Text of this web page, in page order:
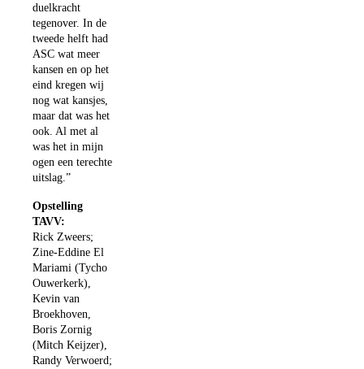
duelkracht
tegenover. In de
tweede helft had
ASC wat meer
kansen en op het
eind kregen wij
nog wat kansjes,
maar dat was het
ook. Al met al
was het in mijn
ogen een terechte
uitslag.”
Opstelling
TAVV:
Rick Zweers;
Zine-Eddine El
Mariami (Tycho
Ouwerkerk),
Kevin van
Broekhoven,
Boris Zornig
(Mitch Keijzer),
Randy Verwoerd;